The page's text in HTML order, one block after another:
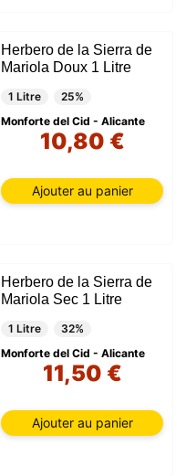
Herbero de la Sierra de
Mariola Doux 1 Litre
1 Litre
25%
Monforte del Cid - Alicante
10,80 €
Ajouter au panier
Herbero de la Sierra de
Mariola Sec 1 Litre
1 Litre
32%
Monforte del Cid - Alicante
11,50 €
Ajouter au panier